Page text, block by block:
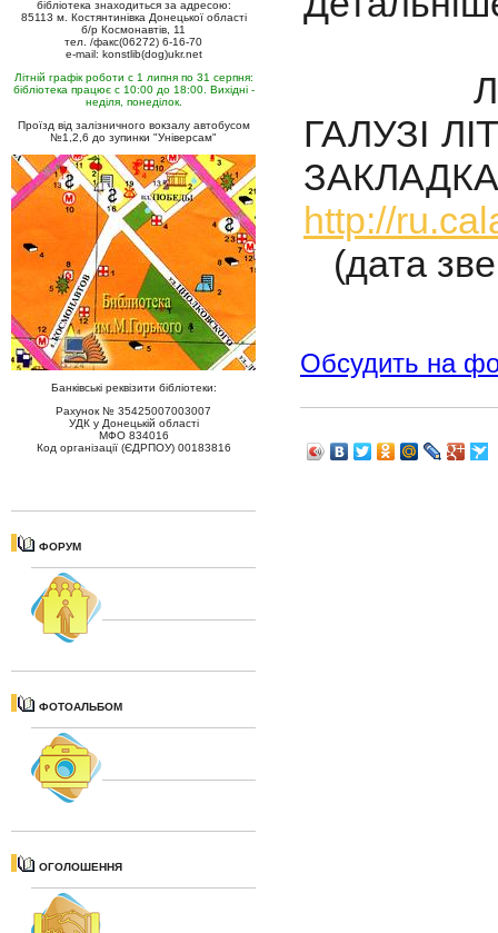
бібліотека знаходиться за адресою:
85113 м. Костянтинівка Донецької області
б/р Космонавтів, 11
тел. /факс(06272) 6-16-70
e-mail: konstlib(dog)ukr.net
Літній графік роботи с 1 липня по 31 серпня:
бібліотека працює с 10:00 до 18:00. Вихідні -
неділя, понеділок.
Проїзд від залізничного вокзалу автобусом
№1,2,6 до зупинки "Універсам"
Банківські реквізити бібліотеки:
Рахунок № 35425007003007
УДК у Донецькій області
МФО 834016
Код організації (ЄДРПОУ) 00183816
ФОРУМ
ФОТОАЛЬБОМ
ОГОЛОШЕННЯ
ГАЛУЗІ
http://
(дата
Обсудить на